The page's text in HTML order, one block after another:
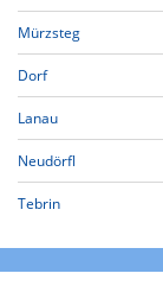
Mürzsteg
Dorf
Lanau
Neudörfl
Tebrin